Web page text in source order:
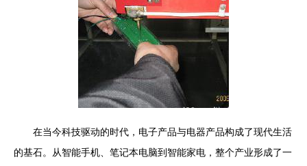
在当今科技驱动的时代，电子产品与电器产品构成了现代生活
的基石。从智能手机、笔记本电脑到智能家电，整个产业形成了一